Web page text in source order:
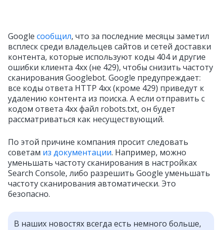
Google сообщил, что за последние месяцы заметил
всплеск среди владельцев сайтов и сетей доставки
контента, которые используют коды 404 и другие
ошибки клиента 4xx (не 429), чтобы снизить частоту
сканирования Googlebot. Google предупреждает:
все коды ответа HTTP 4xx (кроме 429) приведут к
удалению контента из поиска. А если отправить с
кодом ответа 4xx файл robots.txt, он будет
рассматриваться как несуществующий.
По этой причине компания просит следовать
советам из документации. Например, можно
уменьшать частоту сканирования в настройках
Search Console, либо разрешить Google уменьшать
частоту сканирования автоматически. Это
безопасно.
В наших новостях всегда есть немного больше,